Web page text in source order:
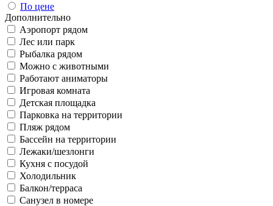
По цене
Дополнительно
Аэропорт рядом
Лес или парк
Рыбалка рядом
Можно с животными
Работают аниматоры
Игровая комната
Детская площадка
Парковка на территории
Пляж рядом
Бассейн на территории
Лежаки/шезлонги
Кухня с посудой
Холодильник
Балкон/терраса
Санузел в номере